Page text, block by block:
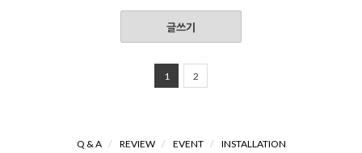
글쓰기
1 2
Q & A / REVIEW / EVENT / INSTALLATION